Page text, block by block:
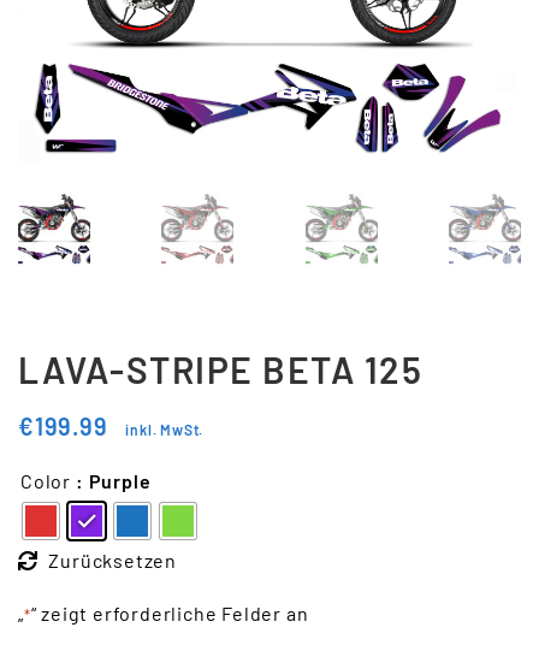
Newsletter
Shop
Updraft Central
Warenkorb
Widerrufsbelehrung
LAVA-STRIPE BETA 125
€199.99 inkl. MwSt.
Color : Purple
Zurücksetzen
*“ zeigt erforderliche Felder an